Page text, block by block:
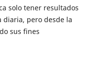
solo tener resultados
diaria, pero desde la
sus fines